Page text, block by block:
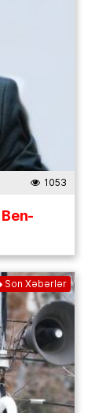
1053
Ben-
Son Xəbərlər